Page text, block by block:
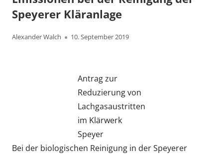
Speyerer Kläranlage
Autor
Alexander Walch
Veröffentlicht
10. September 2019
Antrag zur
Reduzierung von
Lachgasaustritten
im Klärwerk
Speyer
Bei der biologischen Reinigung in der Speyerer